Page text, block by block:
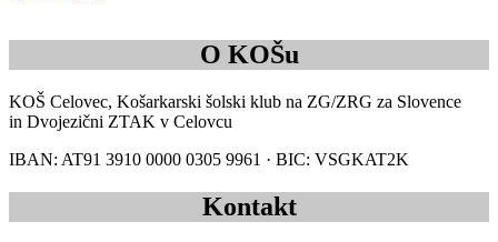
O KOŠu
KOŠ Celovec, Košarkarski šolski klub na ZG/ZRG za Slovence
in Dvojezični ZTAK v Celovcu
IBAN: AT91 3910 0000 0305 9961 · BIC: VSGKAT2K
Kontakt